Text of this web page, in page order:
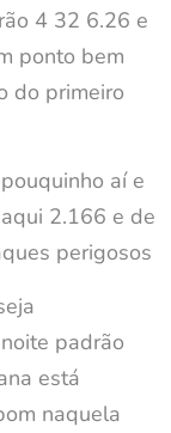
4 32 6.26 e
ponto bem
do primeiro
aí e
2.166 e de
perigosos
padrão
está
naquela